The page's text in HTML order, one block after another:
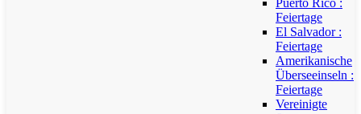
Puerto Rico :
Feiertage
El Salvador :
Feiertage
Amerikanische
Überseeinseln :
Feiertage
Vereinigte